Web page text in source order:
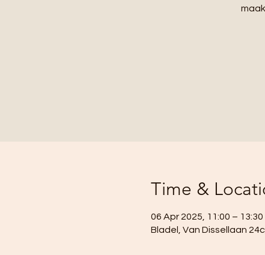
Time &
06 Apr 2025, 11:00 – 13:30
Bladel, Van Dissellaan